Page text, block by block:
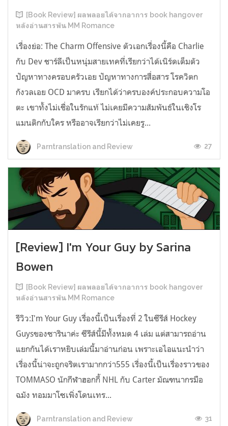
[Book Review] ผลพลอยได้จากอาการ book hangover
หลังอ่านสารพัน MM Romance
เรื่องย่อ: The Charm Offensive ตัวเอกเรื่องนี้คือ Charlie
กับ Dev ชาร์ลีเป็นหนุ่มสายเทคที่เรียกว่าได้เนิร์ดเต็มตัว
ปัญหาทางครอบครัวเอย ปัญหาทางการสื่อสาร โรควิตก
กังวลเอย OCD มาครบ เรียกได้ว่าครบองค์ประกอบความโอ
ตะ เขาทั้งไม่เชื่อในรักแท้ ไม่เคยมีความสัมพันธ์ในเชิงโร
แมนติกกับใคร หรืออาจเรียกว่าไม่เคยรู...
Parntranslation and Review 27
[Review] I'm Your Guy by Sarina
Bowen
[Book Review] ผลพลอยได้จากอาการ book hangover
หลังอ่านสารพัน MM Romance
รีวิว:I'm Your Guy เรื่องนี้เป็นเรื่องที่ 2 ในซีรีส์ Hockey
Guysของซารินาค่ะ ซีรีส์นี้มีทั้งหมด 4 เล่ม แต่สามารถอ่าน
แยกกันได้เราหยิบเล่มนี้มาอ่านก่อน เพราะเอไอแนะนำว่า
เรื่องนี้น่าจะถูกจริตเรามากกว่า555 เรื่องนี้เป็นเรื่องราวของ
TOMMASO นักกีฬาฮอกกี้ NHL กับ Carter มัณฑนากรมือ
ฉมัง ทอมมาโซเพิ่งโดนเทร...
Parntranslation and Review 31